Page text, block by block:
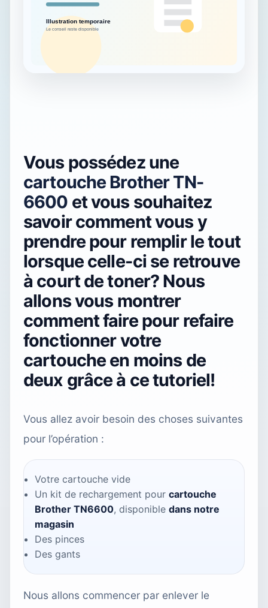
Vous possédez une
cartouche Brother TN-
6600 et vous souhaitez
savoir comment vous y
prendre pour remplir le tout
lorsque celle-ci se retrouve
à court de toner? Nous
allons vous montrer
comment faire pour refaire
fonctionner votre
cartouche en moins de
deux grâce à ce tutoriel!
Vous allez avoir besoin des choses suivantes
pour l’opération :
Votre cartouche vide
Un kit de rechargement pour cartouche
Brother TN6600, disponible dans notre
magasin
Des pinces
Des gants
Nous allons commencer par enlever le